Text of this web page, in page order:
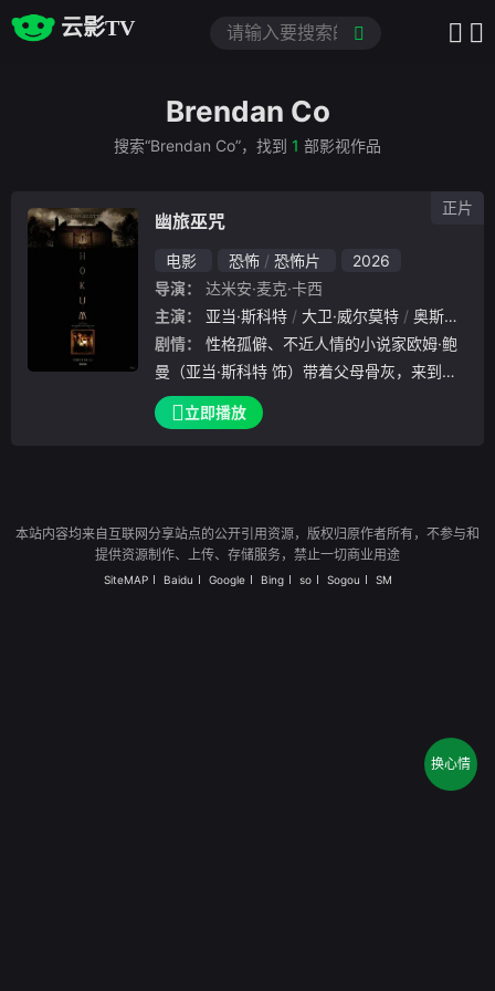
云影TV
Brendan Co
搜索“Brendan Co”，找到 1 部影视作品
幽旅巫咒
电影 恐怖 恐怖片
2026
导演：
达米安·麦克·卡西
主演：
亚当·斯科特 大卫·威尔莫特
奥斯丁·阿梅里奥
剧情：
曼（亚当·斯科特 饰）带着父母骨灰，来到偏
远阴郁的爱尔兰乡间，重返父母曾经最幸福的
地方。他入住父母当年度蜜月的古老旅馆，却
立即播放
正片
本站内容均来自互联网分享站点的公开引用资源，版权归原作者所有，不参与和
提供资源制作、上传、存储服务，禁止一切商业用途
SiteMAP Baidu Google Bing so Sogou SM
换心情